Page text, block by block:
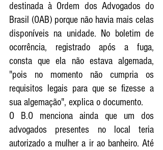
destinada à Ordem dos Advogados do
Brasil (OAB) porque não havia mais celas
disponíveis na unidade. No boletim de
ocorrência, registrado após a fuga,
consta que ela não estava algemada,
"pois no momento não cumpria os
requisitos legais para que se fizesse a
sua algemação", explica o documento.
O B.O menciona ainda que um dos
advogados presentes no local teria
autorizado a mulher a ir ao banheiro. Até